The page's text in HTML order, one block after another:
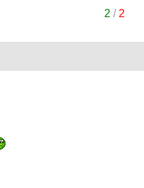
2 / 2